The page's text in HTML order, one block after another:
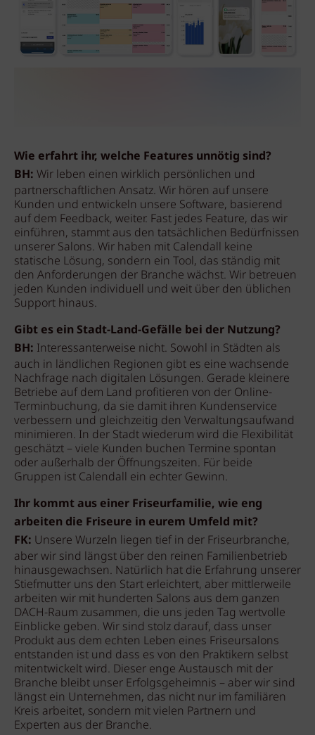
Wie erfahrt ihr, welche Features unnötig sind?
BH: Wir leben einen wirklich persönlichen und
partnerschaftlichen Ansatz. Wir hören auf unsere
Kunden und entwickeln unsere Software, basierend
auf dem Feedback, weiter. Fast jedes Feature, das wir
einführen, stammt aus den tatsächlichen Bedürfnissen
unserer Salons. Wir haben mit Calendall keine
statische Lösung, sondern ein Tool, das ständig mit
den Anforderungen der Branche wächst. Wir betreuen
jeden Kunden individuell und weit über den üblichen
Support hinaus.
Gibt es ein Stadt-Land-Gefälle bei der Nutzung?
BH: Interessanterweise nicht. Sowohl in Städten als
auch in ländlichen Regionen gibt es eine wachsende
Nachfrage nach digitalen Lösungen. Gerade kleinere
Betriebe auf dem Land profitieren von der Online-
Terminbuchung, da sie damit ihren Kundenservice
verbessern und gleichzeitig den Verwaltungsaufwand
minimieren. In der Stadt wiederum wird die Flexibilität
geschätzt – viele Kunden buchen Termine spontan
oder außerhalb der Öffnungszeiten. Für beide
Gruppen ist Calendall ein echter Gewinn.
Ihr kommt aus einer Friseurfamilie, wie eng
arbeiten die Friseure in eurem Umfeld mit?
FK: Unsere Wurzeln liegen tief in der Friseurbranche,
aber wir sind längst über den reinen Familienbetrieb
hinausgewachsen. Natürlich hat die Erfahrung unserer
Stiefmutter uns den Start erleichtert, aber mittlerweile
arbeiten wir mit hunderten Salons aus dem ganzen
DACH-Raum zusammen, die uns jeden Tag wertvolle
Einblicke geben. Wir sind stolz darauf, dass unser
Produkt aus dem echten Leben eines Friseursalons
entstanden ist und dass es von den Praktikern selbst
mitentwickelt wird. Dieser enge Austausch mit der
Branche bleibt unser Erfolgsgeheimnis – aber wir sind
längst ein Unternehmen, das nicht nur im familiären
Kreis arbeitet, sondern mit vielen Partnern und
Experten aus der Branche.